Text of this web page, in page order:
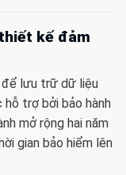
kế đảm
lưu trữ dữ liệu
trợ bởi bảo hành
mở rộng hai năm
gian bảo hiểm lên